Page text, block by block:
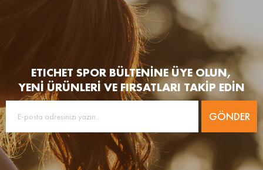
ETICHET SPOR BÜLTENİNE ÜYE OLUN,
YENİ ÜRÜNLERİ VE FIRSATLARI TAKİP EDİN
GÖNDER